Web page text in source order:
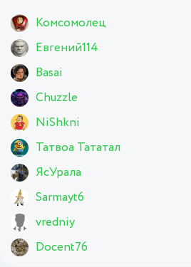
Комсомолец
Евгений114
Basai
Chuzzle
NiShkni
Татвоа Тататал
ЯсУрала
Sarmayt6
vredniy
Docent76